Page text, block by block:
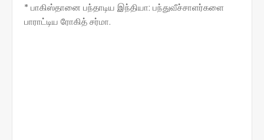
* பாகிஸ்தானை பந்தாடிய இந்தியா: பந்துவீச்சாளர்களை
பாராட்டிய ரோகித் சர்மா.